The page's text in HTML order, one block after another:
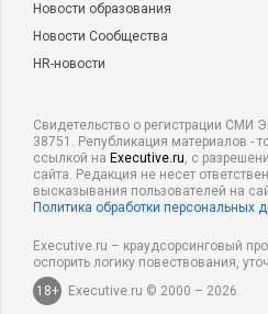
Новости образования
Новости Сообщества
HR-новости
Свидетельство о регистрации СМИ
38751. Републикация материалов -
ссылкой на Executive.ru, с
сайта. Редакция не несет
высказывания пользователей на
Политика обработки персональных
Executive.ru – краудсорсинговый
оспорить логику повествования,
18+
Executive.ru © 2000 – 2026.